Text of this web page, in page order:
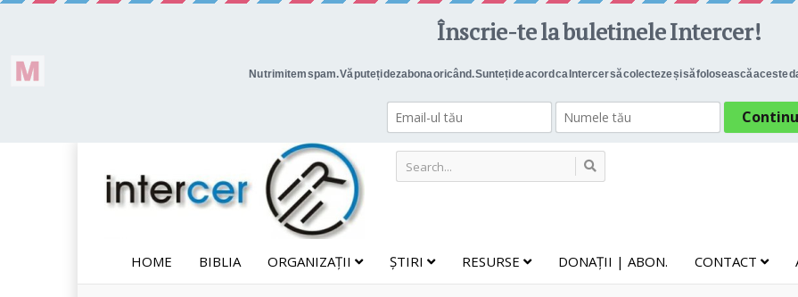
HOME BIBLIA ORGANIZAȚII ȘTIRI RESURSE DONAȚII | ABON. CONTACT